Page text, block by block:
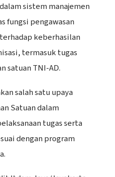
sistem manajemen
fungsi pengawasan
keberhasilan
termasuk tugas
satuan TNI-AD.
salah satu upaya
Satuan dalam
tugas serta
dengan program